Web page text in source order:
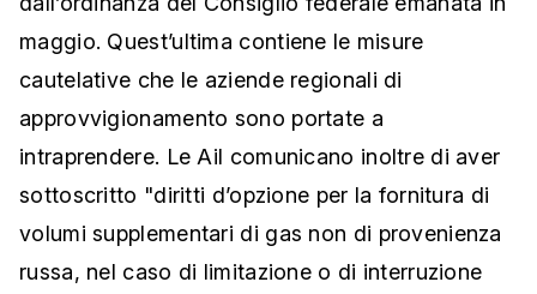
maggio. Quest’ultima contiene le misure
cautelative che le aziende regionali di
approvvigionamento sono portate a
intraprendere. Le Ail comunicano inoltre di aver
sottoscritto "diritti d’opzione per la fornitura di
volumi supplementari di gas non di provenienza
russa, nel caso di limitazione o di interruzione